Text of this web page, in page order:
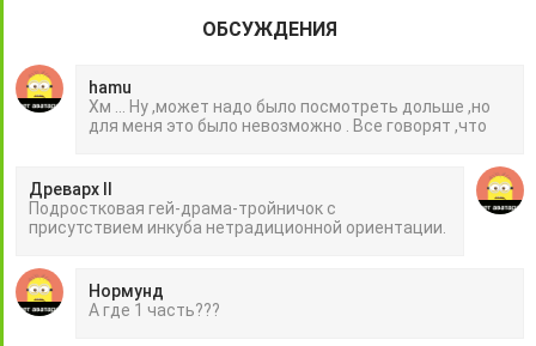
ОБСУЖДЕНИЯ
hamu
Хм ... Ну ,может надо было посмотреть дольше ,но
для меня это было невозможно . Все говорят ,что
Древарх II
Подростковая гей-драма-тройничок с
присутствием инкуба нетрадиционной ориентации.
Нормунд
А где 1 часть???